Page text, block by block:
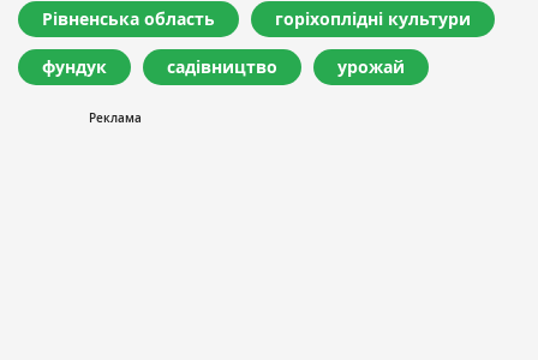
Рівненська область горіхоплідні культури
фундук садівництво урожай